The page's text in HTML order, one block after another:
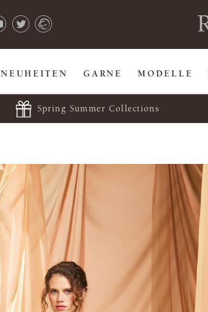
NEUHEITEN GARNE MODELLE
Spring Summer Collections